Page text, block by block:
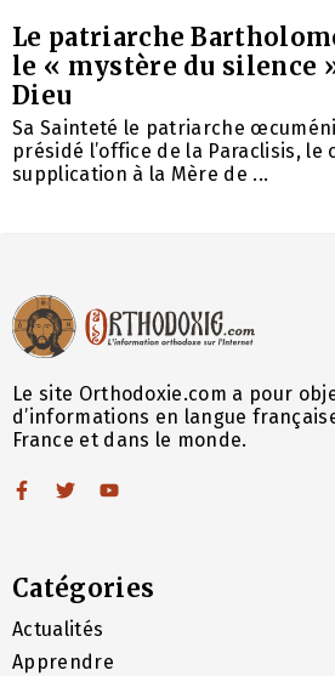
Le patriarche
le « mystère du silence
Dieu
Sa Sainteté le patriarche
présidé l’office de la Paraclisis, le
supplication à la Mère de ...
Le site Orthodoxie.com a pour
d’informations en langue
France et dans le monde.
Catégories
Actualités
Apprendre